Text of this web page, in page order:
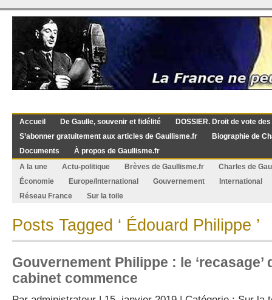
Accueil De Gaulle, souvenir et fidélité
DOSSIER. Droit de vote
S’abonner gratuitement aux articles de Gaullisme.fr
Biographie de
Documents
À propos de Gaullisme.fr
A la une
Actu-politique Brèves de Gaullisme.fr
Charles de
Économie
Europe/International Gouvernement
International
Réseau France
Sur la toile
Posts Tagged ‘ Édouard Philippe ’
Gouvernement Philippe : le ‘recasage’
cabinet commence